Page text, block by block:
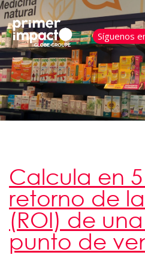
Síguenos
Calcula en
retorno de
(ROI) de
punto de